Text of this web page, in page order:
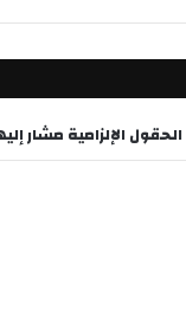
الحقول الإلزامية مشار